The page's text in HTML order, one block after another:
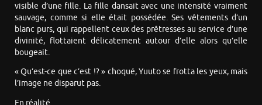
visible d’une fille. La fille dansait avec une intensité vraiment
sauvage, comme si elle était possédée. Ses vêtements d’un
blanc purs, qui rappellent ceux des prêtresses au service d’une
divinité, flottaient délicatement autour d’elle alors qu’elle
bougeait.
« Qu’est-ce que c’est !? » choqué, Yuuto se frotta les yeux, mais
l’image ne disparut pas.
En réalité...